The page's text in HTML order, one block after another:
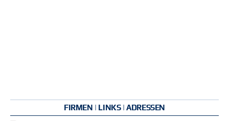
FIRMEN | LINKS | ADRESSEN